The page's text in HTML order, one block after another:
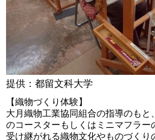
提供：都留文科大学
【織物づくり体験】
大月織物工業協同組合の指導のも
のコースターもしくはミニマフラー
受け継がれる織物文化やものづく